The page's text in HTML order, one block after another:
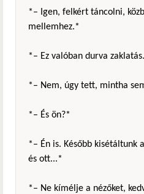
*– Igen, felkért táncolni,
mellemhez.*
*– Ez valóban durva
*– Nem, úgy tett, mintha
*– És ön?*
*– Én is. Később kisétáltunk
és ott...*
*– Ne kímélje a nézőket,